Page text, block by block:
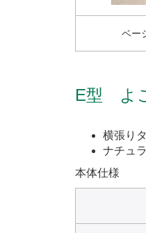
ベー
E型 よ
横張り
ナチュ
本体仕様